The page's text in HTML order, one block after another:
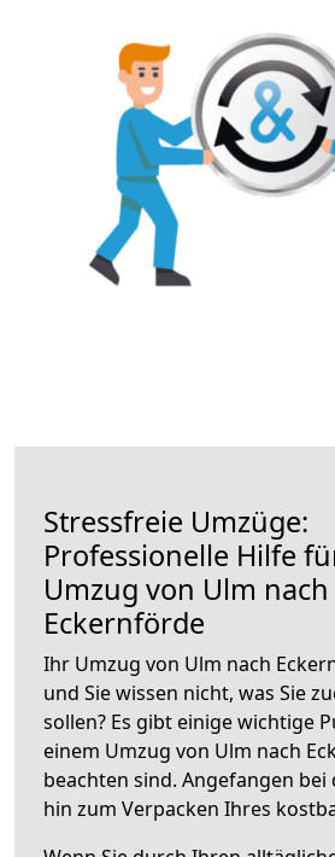
Stressfreie Umzüge:
Professionelle Hilfe
Umzug von Ulm nach
Eckernförde
Ihr Umzug von Ulm nach
und Sie wissen nicht, was Sie
sollen? Es gibt einige wichtige
einem Umzug von Ulm nach
beachten sind. Angefangen bei
hin zum Verpacken Ihres